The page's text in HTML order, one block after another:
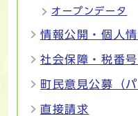
オープンデータ
情報公開・個人
社会保障・税番
町民意見公募（
直接請求